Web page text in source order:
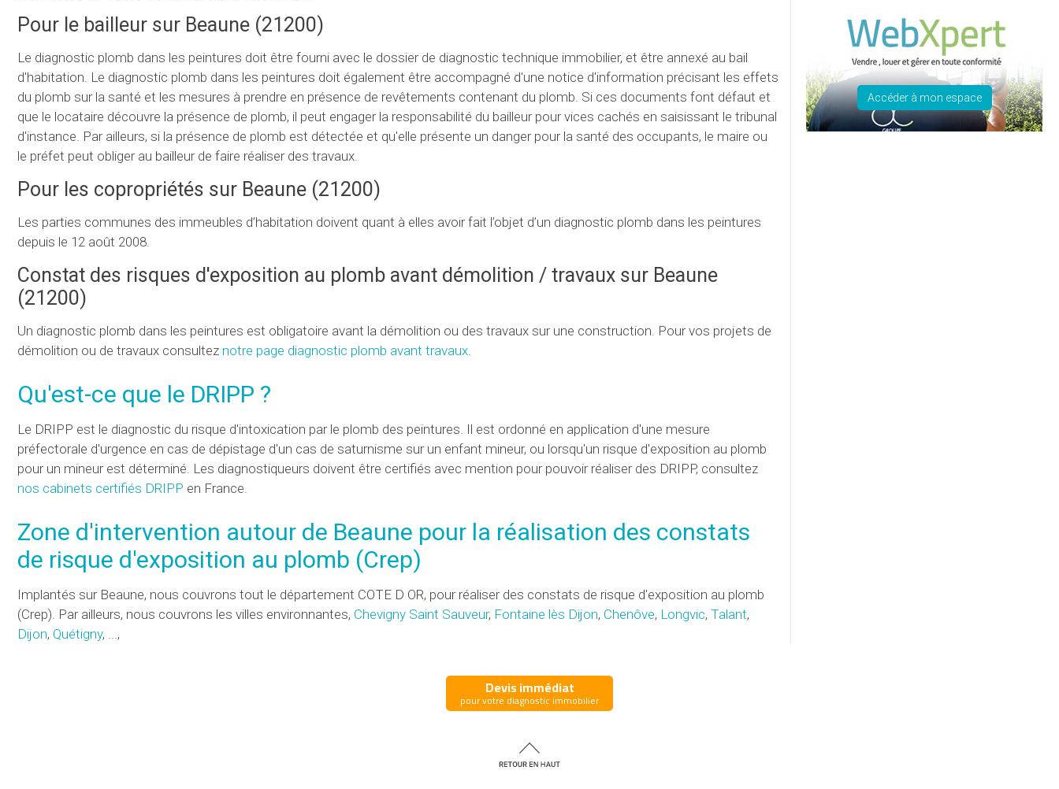
Pour le bailleur sur Beaune (21200)
Le diagnostic plomb dans les peintures doit être fourni avec le dossier de diagnostic technique immobilier, et être annexé au bail
d'habitation. Le diagnostic plomb dans les peintures doit également être accompagné d'une notice d'information précisant les effets
du plomb sur la santé et les mesures à prendre en présence de revêtements contenant du plomb. Si ces documents font défaut et
que le locataire découvre la présence de plomb, il peut engager la responsabilité du bailleur pour vices cachés en saisissant le tribunal
d'instance. Par ailleurs, si la présence de plomb est détectée et qu'elle présente un danger pour la santé des occupants, le maire ou
le préfet peut obliger au bailleur de faire réaliser des travaux.
Pour les copropriétés sur Beaune (21200)
Les parties communes des immeubles d’habitation doivent quant à elles avoir fait l’objet d’un diagnostic plomb dans les peintures
depuis le 12 août 2008.
Constat des risques d'exposition au plomb avant démolition / travaux sur Beaune
(21200)
Un diagnostic plomb dans les peintures est obligatoire avant la démolition ou des travaux sur une construction. Pour vos projets de
démolition ou de travaux consultez notre page diagnostic plomb avant travaux.
Qu'est-ce que le DRIPP ?
Le DRIPP est le diagnostic du risque d'intoxication par le plomb des peintures. Il est ordonné en application d'une mesure
préfectorale d'urgence en cas de dépistage d'un cas de saturnisme sur un enfant mineur, ou lorsqu'un risque d'exposition au plomb
pour un mineur est déterminé. Les diagnostiqueurs doivent être certifiés avec mention pour pouvoir réaliser des DRIPP, consultez
nos cabinets certifiés DRIPP en France.
Zone d'intervention autour de Beaune pour la réalisation des constats
de risque d'exposition au plomb (Crep)
Implantés sur Beaune, nous couvrons tout le département COTE D OR, pour réaliser des constats de risque d'exposition au plomb
(Crep). Par ailleurs, nous couvrons les villes environnantes, Chevigny Saint Sauveur, Fontaine lès Dijon, Chenôve, Longvic, Talant,
Dijon, Quétigny, ...,
Accéder à mon espace
Devis immédiat
pour votre diagnostic immobilier